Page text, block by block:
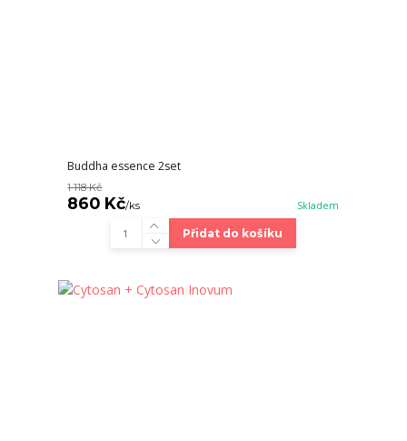
Buddha essence 2set
1 118 Kč
860 Kč/ks Skladem
Přidat do košíku